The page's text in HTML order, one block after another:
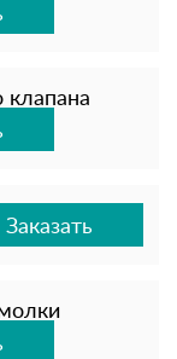
клапана
Заказать